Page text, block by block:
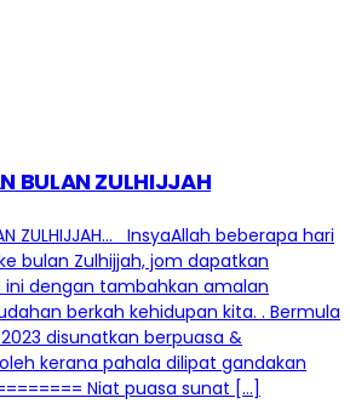
BULAN ZULHIJJAH
ZULHIJJAH… InsyaAllah beberapa hari
bulan Zulhijjah, jom dapatkan
ini dengan tambahkan amalan
berkah kehidupan kita. . Bermula
disunatkan berpuasa &
kerana pahala dilipat gandakan
Niat puasa sunat […]